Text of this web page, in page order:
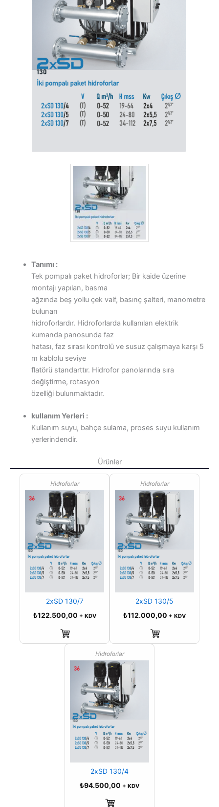
Tanımı :
Tek pompalı paket hidroforlar; Bir kaide üzerine
montajı yapılan, basma
ağzında beş yollu çek valf, basınç şalteri, manometre
bulunan
hidroforlardır. Hidroforlarda kullanılan elektrik
kumanda panosunda faz
hatası, faz sırası kontrolü ve susuz çalışmaya karşı 5
m kablolu seviye
flatörü standarttır. Hidrofor panolarında sıra
değiştirme, rotasyon
özelliği bulunmaktadır.
kullanım Yerleri :
Kullanım suyu, bahçe sulama, proses suyu kullanım
yerlerindendir.
Ürünler
Hidroforlar
2xSD 130/7
₺122.500,00 + KDV
Sepete Ekle
Hidroforlar
2xSD 130/5
₺112.000,00 + KDV
Sepete Ekle
Hidroforlar
2xSD 130/4
₺94.500,00 + KDV
Sepete Ekle